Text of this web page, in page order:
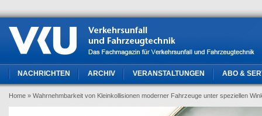
NACHRICHTEN ARCHIV VERANSTALTUNGEN ABO &
Home » Wahrnehmbarkeit von Kleinkollisionen moderner Fahrzeuge unter speziellen